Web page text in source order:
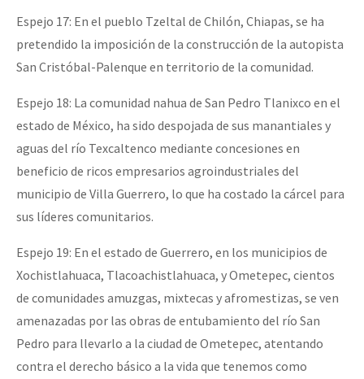
Espejo 17: En el pueblo Tzeltal de Chilón, Chiapas, se ha
pretendido la imposición de la construcción de la autopista
San Cristóbal-Palenque en territorio de la comunidad.
Espejo 18: La comunidad nahua de San Pedro Tlanixco en el
estado de México, ha sido despojada de sus manantiales y
aguas del río Texcaltenco mediante concesiones en
beneficio de ricos empresarios agroindustriales del
municipio de Villa Guerrero, lo que ha costado la cárcel para
sus líderes comunitarios.
Espejo 19: En el estado de Guerrero, en los municipios de
Xochistlahuaca, Tlacoachistlahuaca, y Ometepec, cientos
de comunidades amuzgas, mixtecas y afromestizas, se ven
amenazadas por las obras de entubamiento del río San
Pedro para llevarlo a la ciudad de Ometepec, atentando
contra el derecho básico a la vida que tenemos como